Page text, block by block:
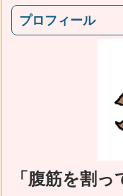
プロフィール
「腹筋を割っ